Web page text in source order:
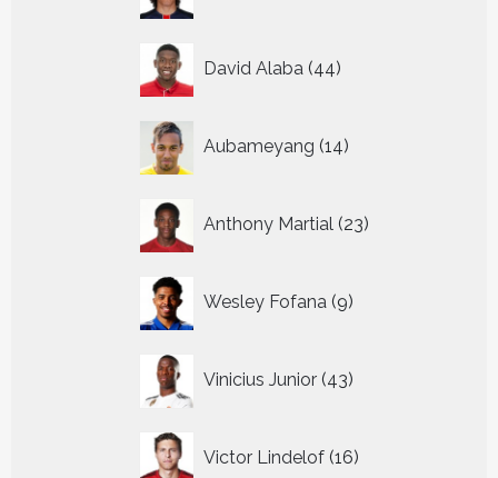
David Alaba 44
producten
Aubameyang 14
producten
Anthony Martial 23
producten
Wesley Fofana 9
producten
Vinicius Junior 43
producten
Victor Lindelof 16
producten